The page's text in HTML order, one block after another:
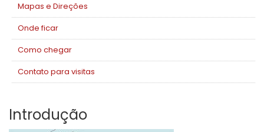
Mapas e Direções
Onde ficar
Como chegar
Contato para visitas
Introdução